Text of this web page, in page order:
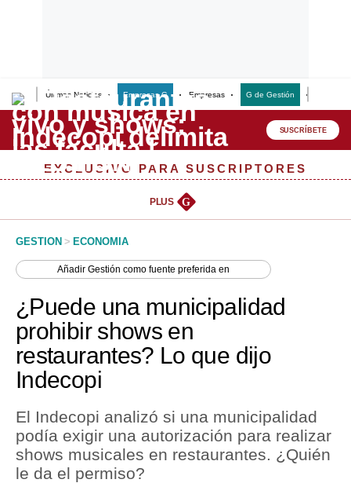
Últimas Noticias Empresas G Empresas G de Gestión
Lo último
Peru Quiosco
Management & Empleo
Perú
Política
Tu Dinero
Finanzas Personales
Inmobiliarias
Plus G
SUSCRÍBETE
EXCLUSIVO PARA SUSCRIPTORES
PLUS G
GESTION > ECONOMIA
AñadirGestión como fuente preferida en
¿Puede una municipalidad
prohibir shows en
restaurantes? Lo que dijo
Indecopi
El Indecopi analizó si una municipalidad
podía exigir una autorización para realizar
shows musicales en restaurantes. ¿Quién
le da el permiso?